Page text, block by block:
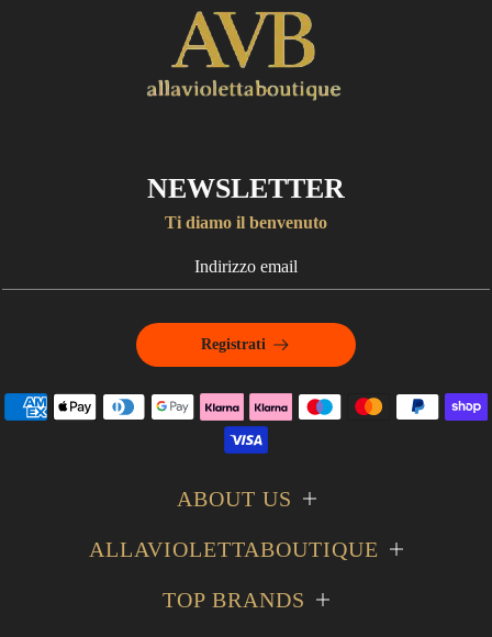
NEWSLETTER
Ti diamo il benvenuto
Registrati
ABOUT US
ALLAVIOLETTABOUTIQUE
TOP BRANDS